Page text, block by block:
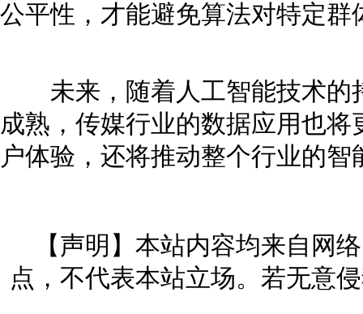
公平性，才能避免算法对特定群
未来，随着人工智能技术的
成熟，传媒行业的数据应用也
户体验，还将推动整个行业的智
【声明】本站内容均来自网
点，不代表本站立场。若无意